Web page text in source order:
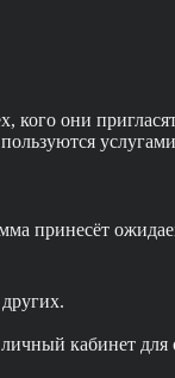
кого они
принесёт
кабинет для